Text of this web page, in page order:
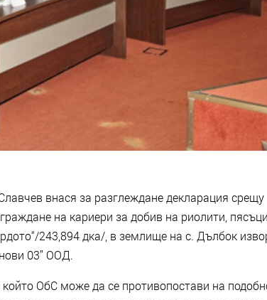
внася за разглеждане декларация срещу
на кариери за добив на риолити,
243,894 дка/, в землище на с. Дълбок
03” ООД.
ОбС може да се противопостави на